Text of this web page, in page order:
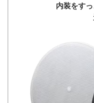
内装をす